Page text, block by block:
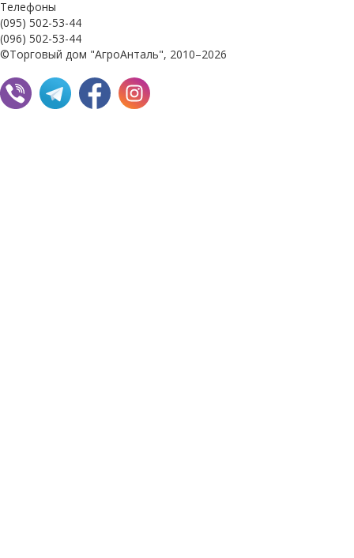
Телефоны
(095) 502-53-44
(096) 502-53-44
©Торговый дом "АгроАнталь", 2010–2026